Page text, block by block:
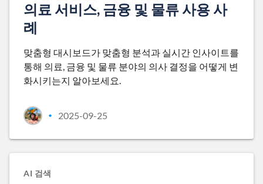
의료 서비스, 금융 및 물류 사용 사
례
맞춤형 대시보드가 맞춤형 분석과 실시간 인사이트를
통해 의료, 금융 및 물류 분야의 의사 결정을 어떻게 변
화시키는지 알아보세요.
• 2025-09-25
AI 검색